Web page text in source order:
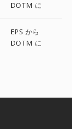
DOTM に
EPS から
DOTM に